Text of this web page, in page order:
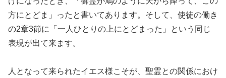
方にとどま」ったと書いてあります。そして、使徒の働き
の2章3節に「一人ひとりの上にとどまった」という同じ
表現が出て来ます。
人となって来られたイエス様こそが、聖霊との関係におけ